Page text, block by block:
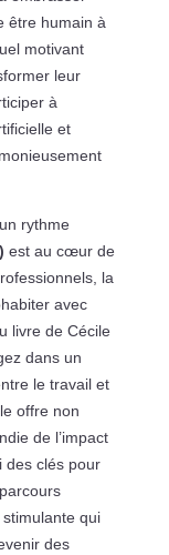
être humain à
motivant
leur
à
et
rythme
est au cœur de
la
avec
livre de Cécile
dans un
le travail et
offre non
de l’impact
des clés pour
qui
des